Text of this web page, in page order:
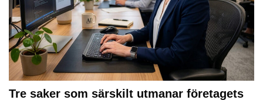
Tre saker som särskilt utmanar företagets